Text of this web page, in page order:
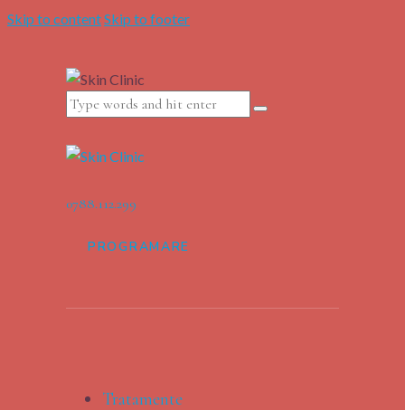
Skip to contentSkip to footer
0788.112.299
PROGRAMARE
Tratamente